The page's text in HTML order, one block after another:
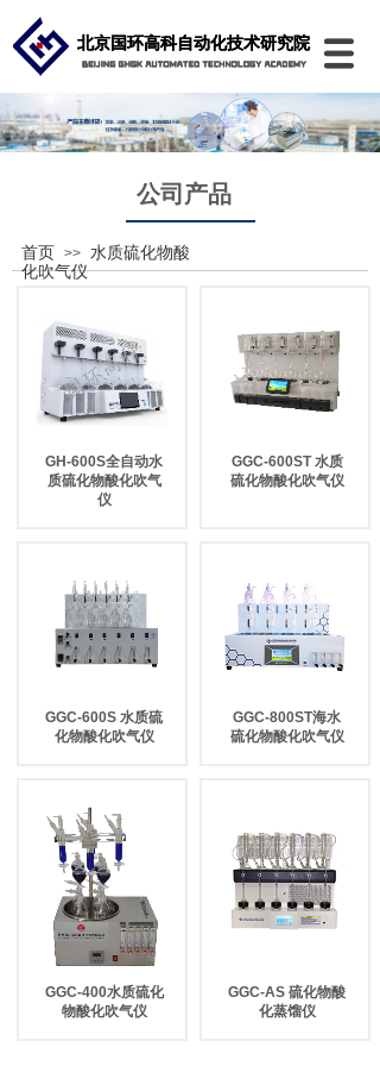
北京国环高科自动化技术研究院
北京国环高科自动化技术研究院
公司产品
首页 >> 水质硫化物酸
化吹气仪
GH-600S全自动水
质硫化物酸化吹气
仪
GGC-600ST 水质
硫化物酸化吹气仪
GGC-600S 水质硫
化物酸化吹气仪
GGC-800ST海水
硫化物酸化吹气仪
GGC-400水质硫化
物酸化吹气仪
GGC-AS 硫化物酸
化蒸馏仪